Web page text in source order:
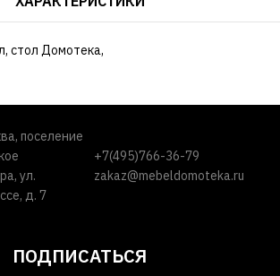
, стол Домотека,
поселение
ул.
д. 7
+7(495)766-36-79
zakaz@mebeldomoteka.ru
ПОДПИСАТЬСЯ